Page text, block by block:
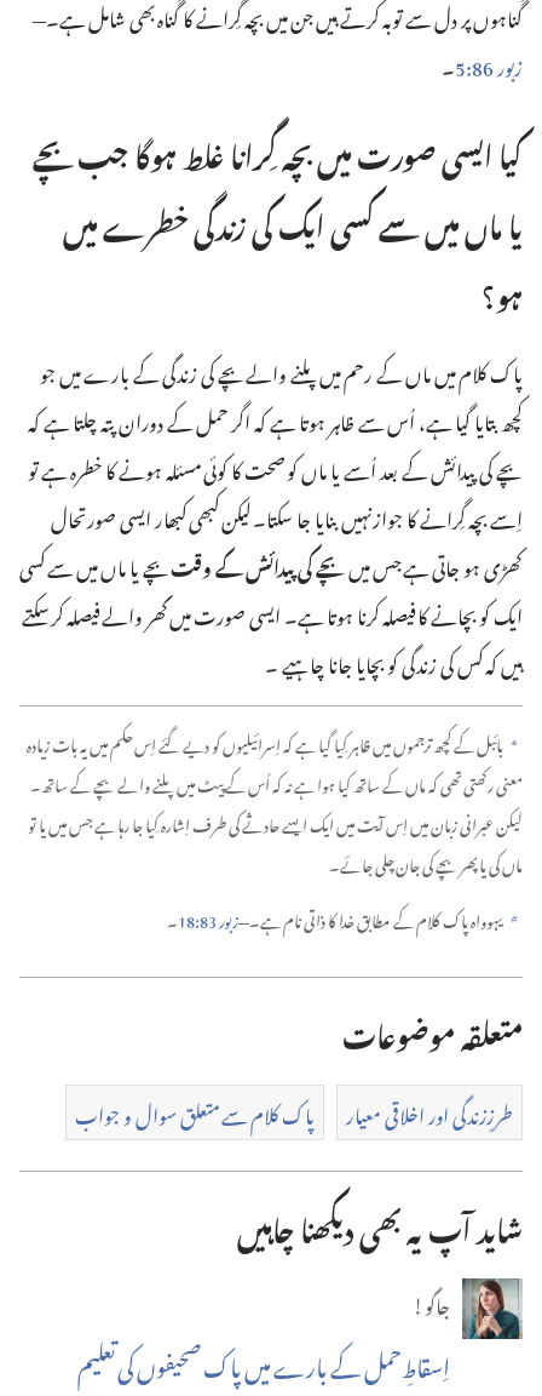
گُناہوں پر دل سے توبہ کرتے ہیں جن میں بچہ گِرانے کا گُناہ بھی شامل ہے۔—‏
زبور 86:‏5
‏۔‏
کیا ایسی صورت میں بچہ گِرانا غلط ہوگا جب بچے
یا ماں میں سے کسی ایک کی زندگی خطرے میں
ہو؟‏
پاک کلام میں ماں کے رحم میں پلنے والے بچے کی زندگی کے بارے میں جو
کچھ بتایا گیا ہے، اُس سے ظاہر ہوتا ہے کہ اگر حمل کے دوران پتہ چلتا ہے کہ
بچے کی پیدائش کے بعد اُسے یا ماں کو صحت کا کوئی مسئلہ ہونے کا خطرہ ہے تو
اِسے بچہ گِرانے کا جواز نہیں بنایا جا سکتا۔ لیکن کبھی کبھار ایسی صورتحال
کھڑی ہو جاتی ہے جس میںبچے کی پیدائش کے وقتبچے یا ماں میں سے کسی
ایک کو بچانے کا فیصلہ کرنا ہوتا ہے۔ ایسی صورت میں گھر والے فیصلہ کر سکتے
ہیں کہ کس کی زندگی کو بچایا جانا چاہیے ۔‏
a بائبل کے کچھ ترجموں میں ظاہر کِیا گیا ہے کہ اِسرائیلیوں کو دیے گئے اِس حکم میں یہ بات زیادہ
معنی رکھتی تھی کہ ماں کے ساتھ کیا ہوا ہے نہ کہ اُس کے پیٹ میں پلنے والے بچے کے ساتھ۔
لیکن عبرانی زبان میں اِس آیت میں ایک ایسے حادثے کی طرف اِشارہ کِیا جا رہا ہے جس میں یا تو
ماں کی یا پھر بچے کی جان چلی جائے۔‏
b یہوواہ پاک کلام کے مطابق خدا کا ذاتی نام ہے۔—‏زبور 83:‏18 ‏۔‏
متعلقہ موضوعات
طرزِزندگی اور اخلاقی معیار پاک کلام سے متعلق سوال و جواب
شاید آپ یہ بھی دیکھنا چاہیں
جاگو!
اِسقاطِ‌حمل کے بارے میں پاک صحیفوں کی تعلیم